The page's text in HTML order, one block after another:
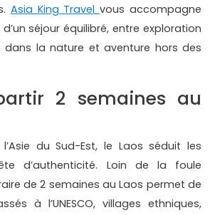
Asia King Travelvous accompagne
séjour équilibré, entre exploration
dans la nature et aventure hors des
2 semaines au
du Sud-Est, le Laos séduit les
d’authenticité. Loin de la foule
de 2 semaines au Laos permet de
à l’UNESCO, villages ethniques,